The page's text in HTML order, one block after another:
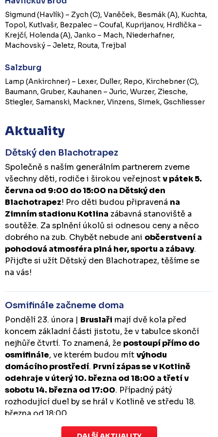
Sigmund (Havlík) – Zych (C), Vaněček, Besmák (A), Kuchta,
Topol, Kutlvašr, Bezpalec – Coufal, Kuprijanov, Hrdlička –
Krejčí, Holenda (A), Janko – Mach, Niederhafner,
Machovský – Jeletz, Routa, Trejbal
Salzburg
Lamp (Ankirchner) – Lexer, Duller, Repo, Kirchebner (C),
Baumann, Gruber, Kauhanen – Juric, Wurzer, Ziesche,
Stiegler, Samanski, Mackner, Vinzens, Simek, Gschliesser
Aktuality
Dětský den Blachotrapez
Společně s naším generálním partnerem zveme
všechny děti, rodiče i širokou veřejnostv pátek 5.
června od 9:00 do 15:00 na Dětský den
Blachotrapez! Pro děti budou připravená na
Zimním stadionu Kotlina zábavná stanoviště a
soutěže. Za splnění úkolů si odnesou ceny a něco
dobrého na zub. Chybět nebude ani občerstvení a
pohodová atmosféra plná her, sportu a zábavy.
Přijďte si užít Dětský den Blachotrapez, těšíme se
na vás!
Osmifinále začneme doma
Pondělí 23. února | Bruslaři mají dvě kola před
koncem základní části jistotu, že v tabulce skončí
nejhůře čtvrtí. To znamená, že postoupí přímo do
osmifinále, ve kterém budou mítvýhodu
domácího prostředí. První zápas se v Kotlině
odehraje v úterý 10. března od 18:00 a třetí v
sobotu 14. března od 17:00. Případný pátý
rozhodující duel by se hrál v Kotlině ve středu 18.
března od 18:00.